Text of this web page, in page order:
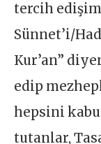
tercih
Sünnet’i/
Kur’an”
edip
hepsini
tutanlar,